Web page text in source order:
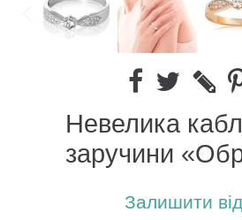
Невелика
заручини
Залишити